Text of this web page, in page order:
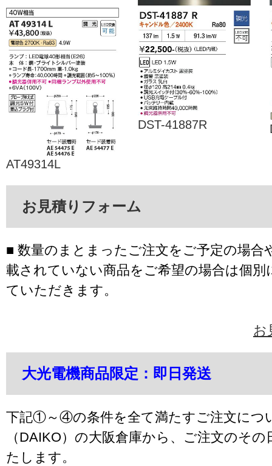
AT49314L
DST-41887R
お見積りフォーム
■ 数量のまとまったご注文をご予定の場合
載されていない商品をご希望の場合は個別
ていただきます。
お
大光電機商品限定：即日発送
下記①～④の条件を全て満たすご注文につ
（DAIKO）の大阪倉庫から、ご注文のそ
たします。